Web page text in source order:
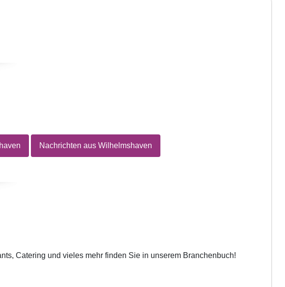
Nachrichten aus Wilhelmshaven
Catering und vieles mehr finden Sie in unserem Branchenbuch!